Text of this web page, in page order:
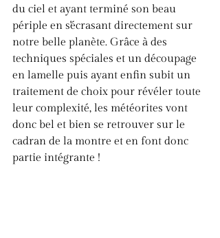
du ciel et ayant terminé son beau
périple en s'écrasant directement sur
notre belle planète. Grâce à des
techniques spéciales et un découpage
en lamelle puis ayant enfin subit un
traitement de choix pour révéler toute
leur complexité, les météorites vont
donc bel et bien se retrouver sur le
cadran de la montre et en font donc
partie intégrante !